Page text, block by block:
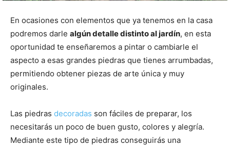
En ocasiones con elementos que ya tenemos en la casa
podremos darle algún detalle distinto al jardín, en esta
oportunidad te enseñaremos a pintar o cambiarle el
aspecto a esas grandes piedras que tienes arrumbadas,
permitiendo obtener piezas de arte única y muy
originales.
Las piedras decoradas son fáciles de preparar, los
necesitarás un poco de buen gusto, colores y alegría.
Mediante este tipo de piedras conseguirás una